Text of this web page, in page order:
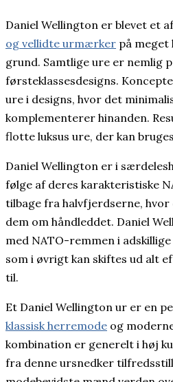
Daniel Wellington er blevet et
og vellidte urmærker på meget
grund. Samtlige ure er nemlig
førsteklassesdesigns.
ure i designs, hvor det
komplementerer hinanden.
flotte luksus ure, der kan
Daniel Wellington er i
følge af deres karakteristiske
tilbage fra halvfjerdserne, hvor
dem om håndleddet. Daniel
med NATO-remmen i
som i øvrigt kan skiftes ud alt
til.
Et Daniel Wellington ur er en
klassisk herremode og
kombination er generelt i høj
fra denne ursnedker